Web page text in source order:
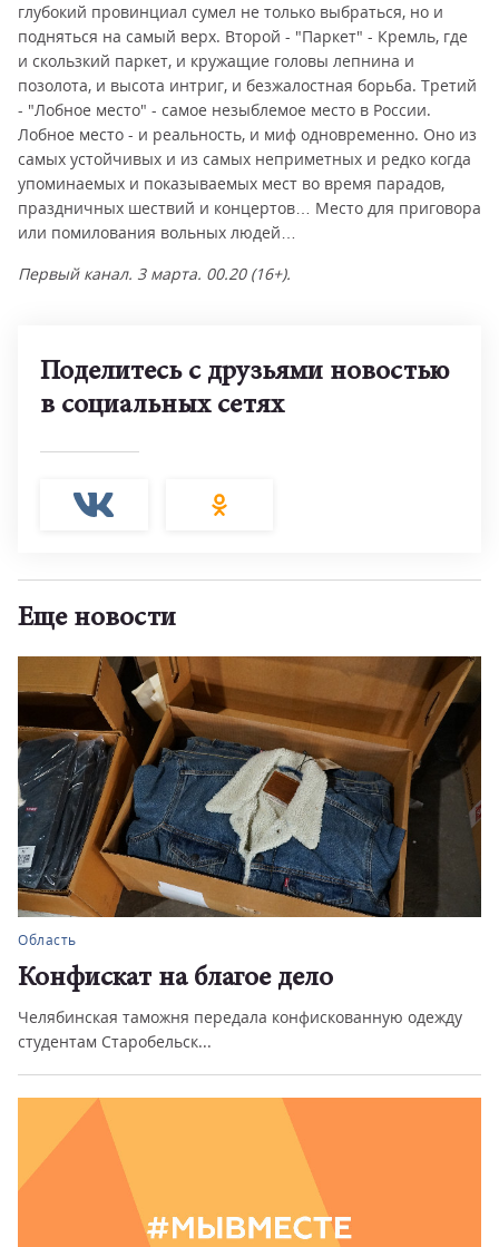
глубокий провинциал сумел не только выбраться, но и
подняться на самый верх. Второй - "Паркет" - Кремль, где
и скользкий паркет, и кружащие головы лепнина и
позолота, и высота интриг, и безжалостная борьба. Третий
- "Лобное место" - самое незыблемое место в России.
Лобное место - и реальность, и миф одновременно. Оно из
самых устойчивых и из самых неприметных и редко когда
упоминаемых и показываемых мест во время парадов,
праздничных шествий и концертов… Место для приговора
или помилования вольных людей…
Первый канал. 3 марта. 00.20 (16+).
Поделитесь с друзьями новостью
в социальных сетях
Еще новости
Область
Конфискат на благое дело
Челябинская таможня передала конфискованную одежду
студентам Старобельск...